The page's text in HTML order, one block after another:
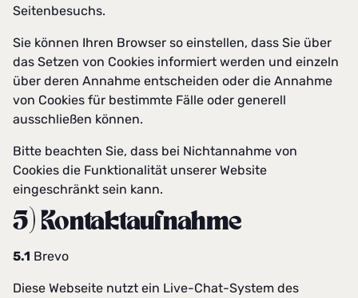
Seitenbesuchs.
Sie können Ihren Browser so einstellen, dass Sie über
das Setzen von Cookies informiert werden und einzeln
über deren Annahme entscheiden oder die Annahme
von Cookies für bestimmte Fälle oder generell
ausschließen können.
Bitte beachten Sie, dass bei Nichtannahme von
Cookies die Funktionalität unserer Website
eingeschränkt sein kann.
5) Kontaktaufnahme
5.1 Brevo
Diese Webseite nutzt ein Live-Chat-System des